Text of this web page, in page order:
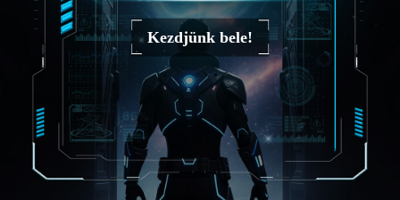
Kezdjünk bele!